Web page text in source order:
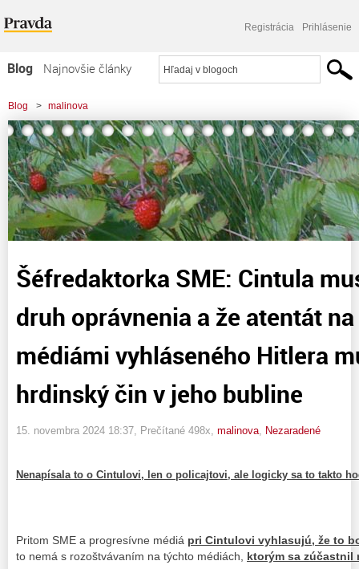
Registrácia Prihlásenie
Blog
Najnovšie články
Najčítanejšie články
Najkomentovanejšie články
Zoznam blogov
Komerčné blogy
Blog > malinova
> Šéfredaktorka SME: Cintula musel cítiť istý druh oprávnenia a že atentát na
progresívnymi médiámi
Šéfredaktorka SME: Cintula
druh oprávnenia a že atentát
médiámi vyhláseného Hitlera
hrdinský čin v jeho bubline
15. novembra 2024 18:37 , Prečítané 498x, malinova Nezaradené
Nenapísala to o Cintulovi, len o policajtovi, ale logicky sa to takto
Pritom SME a progresívne médiá pri Cintulovi vyhlasujú, že to
to nemá s rozoštvávaním na týchto médiách, ktorým sa zúčastnil